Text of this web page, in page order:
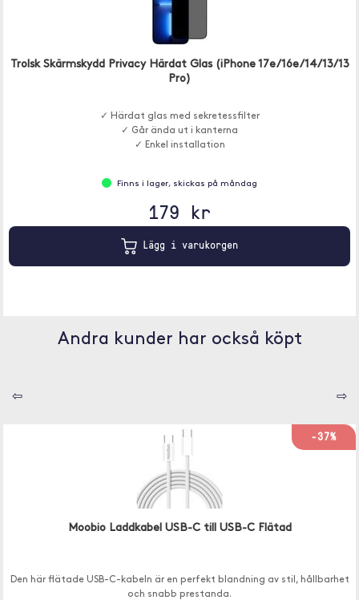
Trolsk Skärmskydd Privacy Härdat Glas (iPhone 17e/16e/14/13/13
Pro)
✓ Härdat glas med sekretessfilter
✓ Går ända ut i kanterna
✓ Enkel installation
Finns i lager, skickas på måndag
179 kr
Lägg i varukorgen
Andra kunder har också köpt
⇦ ⇨
-37%
Moobio Laddkabel USB-C till USB-C Flätad
Den här flätade USB-C-kabeln är en perfekt blandning av stil, hållbarhet
och snabb prestanda.